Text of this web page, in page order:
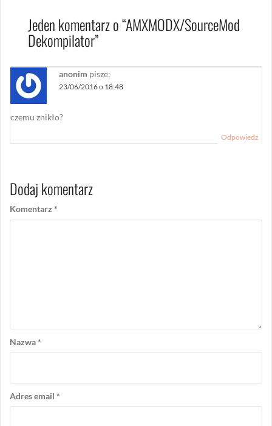
Jeden komentarz o “AMXMODX/SourceMod
Dekompilator”
anonim pisze:
23/06/2016 o 18:48
czemu znikło?
Odpowiedz
Dodaj komentarz
Komentarz *
Nazwa*
Adres email *